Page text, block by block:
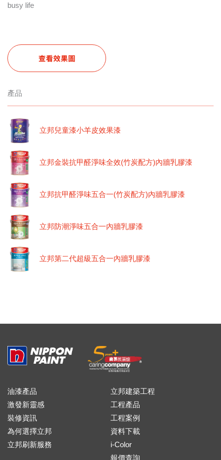
busy life
查看效果圖
產品
立邦兒童漆小羊皮效果漆
立邦金裝抗甲醛淨味全效(竹炭配方)內牆乳膠漆
立邦抗甲醛淨味五合一(竹炭配方)內牆乳膠漆
立邦防潮淨味五合一內牆乳膠漆
立邦第二代超級五合一內牆乳膠漆
油漆產品
激發新靈感
裝修資訊
為何選擇立邦
立邦刷新服務
立邦建築工程
工程產品
工程案例
資料下載
i-Color
報價查詢